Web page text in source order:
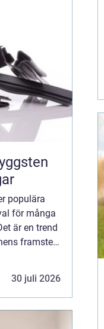
populära
för många
är en trend
framsteg
30 juli 2026